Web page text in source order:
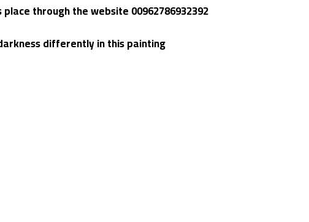
through the website 00962786932392